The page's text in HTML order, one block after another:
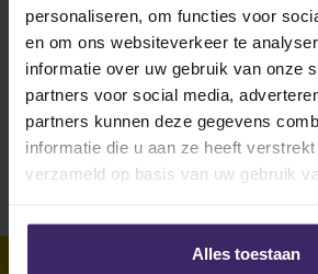
personaliseren, om functies voor
en om ons websiteverkeer te
informatie over uw gebruik van onze
partners voor social media,
partners kunnen deze gegevens
informatie die u aan ze heeft
verzameld op basis van uw gebruik
Alles toestaan
Unfortunately, for
(Anouk Knuvers) were
found.